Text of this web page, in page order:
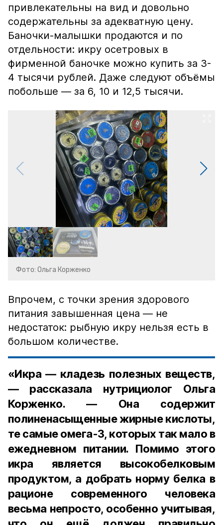
привлекательны на вид и довольно
содержательны за адекватную цену.
Баночки-малышки продаются и по
отдельности: икру осетровых в
фирменной баночке можно купить за 3-
4 тысячи рублей. Даже следуют объёмы
побольше — за 6, 10 и 12,5 тысячи.
Фото: Ольга Корженко
Впрочем, с точки зрения здорового
питания завышенная цена — не
недостаток: рыбную икру нельзя есть в
большом количестве.
«Икра — кладезь полезных веществ,
— рассказала нутрициолог Ольга
Корженко. — Она содержит
полиненасыщенные жирные кислоты,
те самые омега-3, которых так мало в
ежедневном питании. Помимо этого
икра является высокобелковым
продуктом, а добрать норму белка в
рационе современного человека
весьма непросто, особенно учитывая,